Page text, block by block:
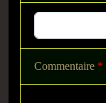
Commentaire *